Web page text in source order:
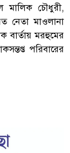
মালিক চৌধুরী,
নেতা মাওলানা
মরহুমের
পরিবারের